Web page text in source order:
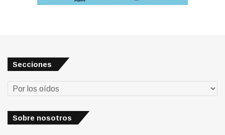
Secciones
Secciones
Sobre nosotros